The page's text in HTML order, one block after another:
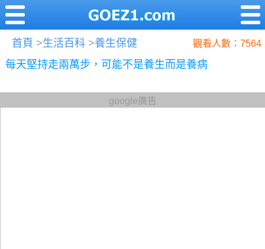
首頁 >生活百科 >養生保健 觀看人數：7564
每天堅持走兩萬步，可能不是養生而是養病
google廣告